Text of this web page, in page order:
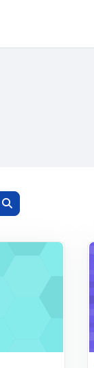
Buscar cursos
Buscar cursos